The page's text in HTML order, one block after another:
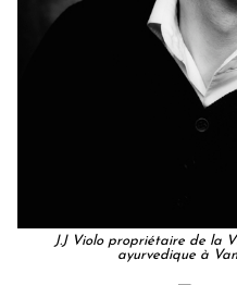
J.J Violo propriétaire de la
ayurvedique à